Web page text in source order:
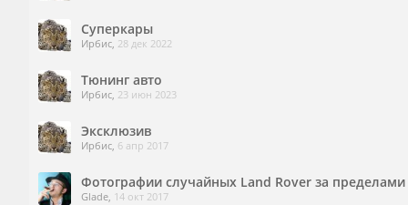
Суперкары
Ирбис, 28 дек 2022
Тюнинг авто
Ирбис, 23 июн 2023
Эксклюзив
Ирбис, 6 апр 2017
Фотографии случайных Land Rover за
Glade, 14 окт 2017